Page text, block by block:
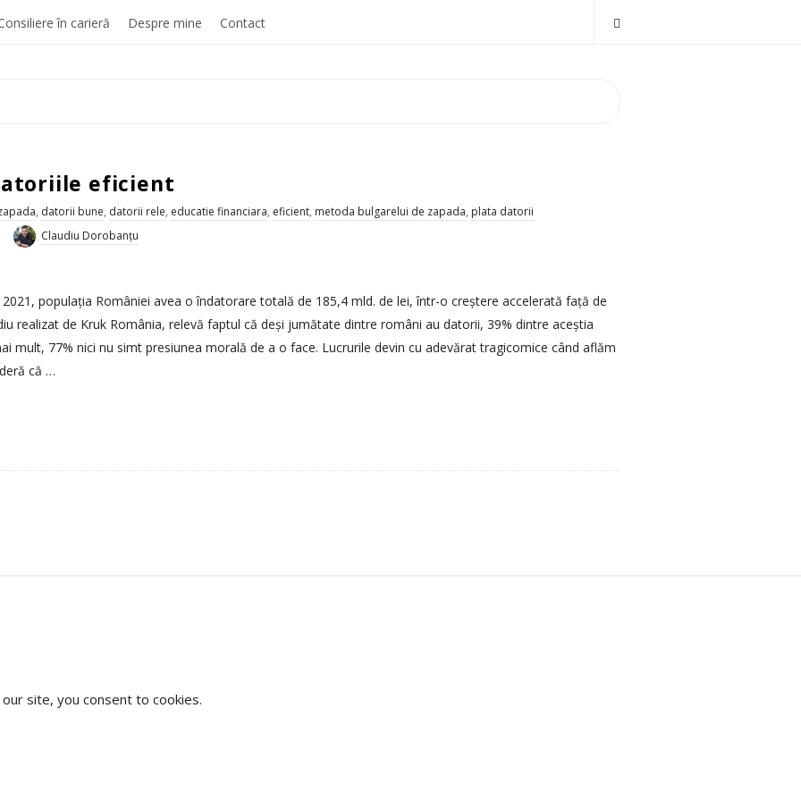
în carieră Despre mine Contact
eficient
, datorii bune, datorii rele, educatie financiara, eficient, metoda bulgarelui de zapada, plata datorii
Claudiu Dorobanțu
populația României avea o îndatorare totală de 185,4 mld. de lei, într-o creștere accelerată față de
realizat de Kruk România, relevă faptul că deși jumătate dintre români au datorii, 39% dintre aceștia
mult, 77% nici nu simt presiunea morală de a o face. Lucrurile devin cu adevărat tragicomice când aflăm
că …